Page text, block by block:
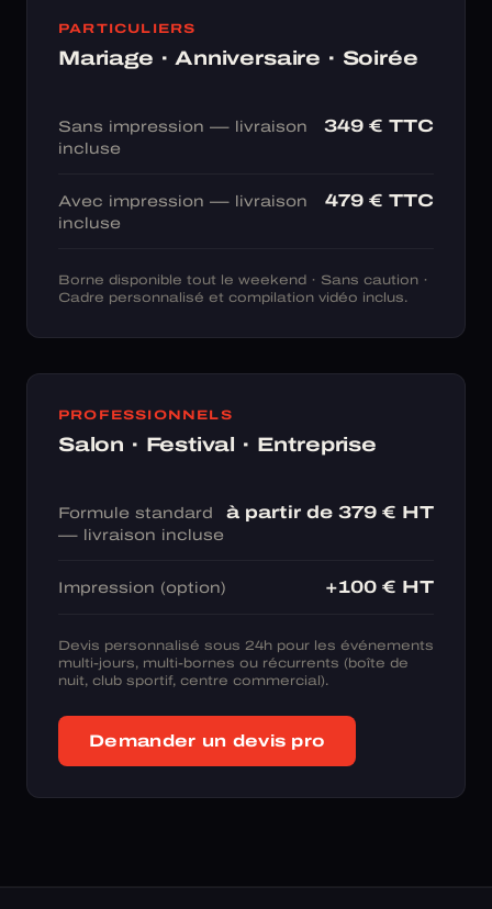
PARTICULIERS
Mariage · Anniversaire · Soirée
Sans impression — livraison
incluse
349 € TTC
Avec impression — livraison
incluse
479 € TTC
Borne disponible tout le weekend · Sans caution ·
Cadre personnalisé et compilation vidéo inclus.
PROFESSIONNELS
Salon · Festival · Entreprise
Formule standard
— livraison incluse
à partir de 379 € HT
Impression (option) +100 € HT
Devis personnalisé sous 24h pour les événements
multi-jours, multi-bornes ou récurrents (boîte de
nuit, club sportif, centre commercial).
Demander un devis pro